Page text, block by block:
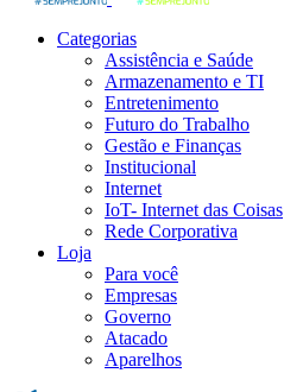
Categorias
Assistência e Saúde
Armazenamento e TI
Entretenimento
Futuro do Trabalho
Gestão e Finanças
Institucional
Internet
IoT- Internet das Coisas
Rede Corporativa
Loja
Para você
Empresas
Governo
Atacado
Aparelhos